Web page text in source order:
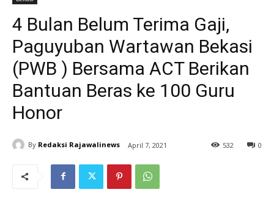
4 Bulan Belum Terima Gaji,
Paguyuban Wartawan Bekasi
(PWB ) Bersama ACT Berikan
Bantuan Beras ke 100 Guru
Honor
By Redaksi Rajawalinews April 7, 2021 0
532